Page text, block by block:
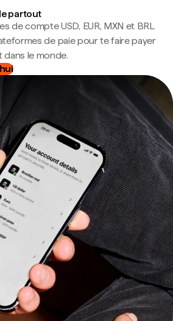
partout
de compte USD, EUR, MXN et BRL
de paie pour te faire payer
le monde.